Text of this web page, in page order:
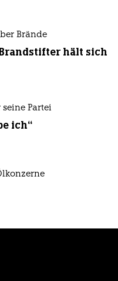
Brände
hält sich
seine Partei
ich“